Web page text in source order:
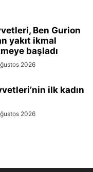
Ben Gurion
yakıt ikmal
başladı
2026
ilk kadın
2026